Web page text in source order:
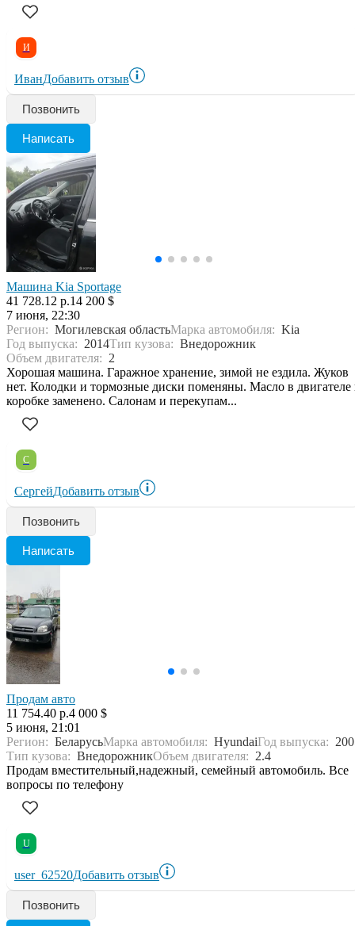
И
ИванДобавить отзыв
Позвонить
Написать
Машина Kia Sportage
41 728.12 р.14 200 $
7 июня, 22:30
Регион: Могилевская областьМарка автомобиля: Kia
Год выпуска: 2014Тип кузова: Внедорожник
Объем двигателя: 2
Хорошая машина. Гаражное хранение, зимой не ездила. Жуков
нет. Колодки и тормозные диски поменяны. Масло в двигателе
коробке заменено. Салонам и перекупам...
С
СергейДобавить отзыв
Позвонить
Написать
Продам авто
11 754.40 р.4 000 $
5 июня, 21:01
Регион: БеларусьМарка автомобиля: HyundaiГод выпуска:
Тип кузова: ВнедорожникОбъем двигателя: 2.4
Продам вместительный,надежный, семейный автомобиль. Все
вопросы по телефону
U
user_62520Добавить отзыв
Позвонить